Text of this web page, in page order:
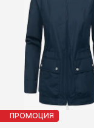
ПРОМОЦИЯ